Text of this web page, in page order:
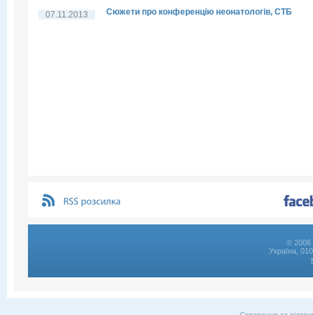
07.11.2013 Сюжети про конференцію неонатологів, СТБ
© 2006
Україна,